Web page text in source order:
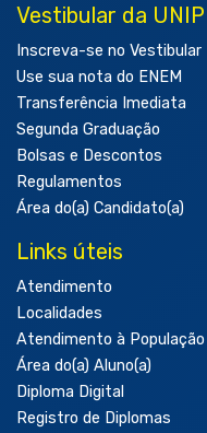
Vestibular da UNIP
Inscreva-se no Vestibular
Use sua nota do ENEM
Transferência Imediata
Segunda Graduação
Bolsas e Descontos
Regulamentos
Área do(a) Candidato(a)
Links úteis
Atendimento
Localidades
Atendimento à População
Área do(a) Aluno(a)
Diploma Digital
Registro de Diplomas